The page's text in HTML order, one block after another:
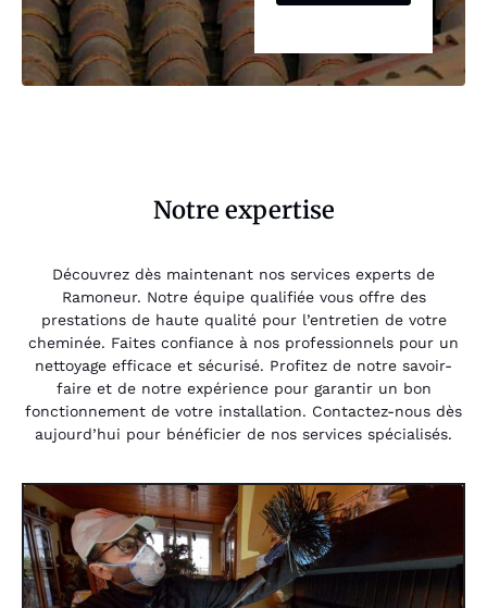
Notre expertise
Découvrez dès maintenant nos services experts de
Ramoneur. Notre équipe qualifiée vous offre des
prestations de haute qualité pour l’entretien de votre
cheminée. Faites confiance à nos professionnels pour un
nettoyage efficace et sécurisé. Profitez de notre savoir-
faire et de notre expérience pour garantir un bon
fonctionnement de votre installation. Contactez-nous dès
aujourd’hui pour bénéficier de nos services spécialisés.